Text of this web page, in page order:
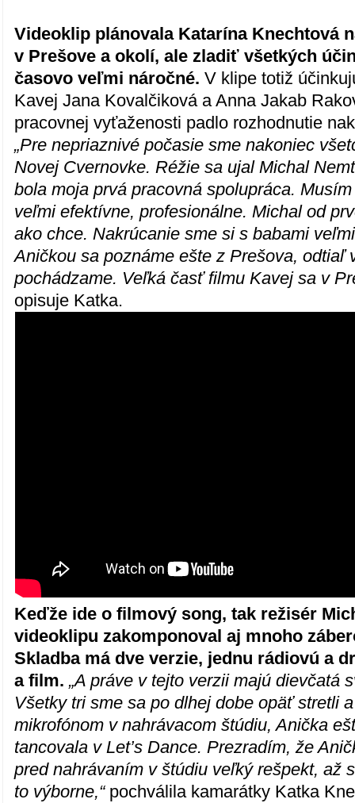
Videoklip plánovala Katarína Knechtová
v Prešove a okolí, ale zladiť všetkých
časovo veľmi náročné.V klipe totiž
Kavej Jana Kovalčiková a Anna Jakab
pracovnej vyťaženosti padlo rozhodnutie
„Pre nepriaznivé počasie sme nakoniec
Novej Cvernovke. Réžie sa ujal Michal
bola moja prvá pracovná spolupráca.
veľmi efektívne, profesionálne. Michal od
ako chce. Nakrúcanie sme si s babami
Aničkou sa poznáme ešte z Prešova, odtiaľ
pochádzame. Veľká časť filmu Kavej sa v
opisuje Katka.
Keďže ide o filmový song, tak režisér
videoklipu zakomponoval aj mnoho
Skladba má dve verzie, jednu rádiovú a
a film. „A práve v tejto verzii majú dievčatá
Všetky tri sme sa po dlhej dobe opäť stretli
mikrofónom v nahrávacom štúdiu, Anička
tancovala v Let’s Dance. Prezradím, že
pred nahrávaním v štúdiu veľký rešpekt, až
to výborne,“pochválila kamarátky Katka